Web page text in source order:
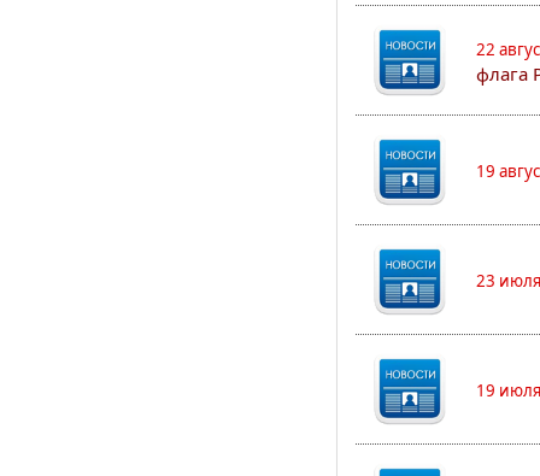
22
флага
19
23
19